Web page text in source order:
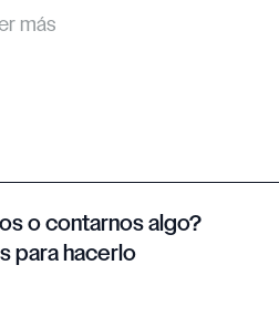
o contarnos algo?
para hacerlo